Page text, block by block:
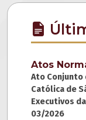
Atos
Ato
Católica de
Executivos da
03/2026